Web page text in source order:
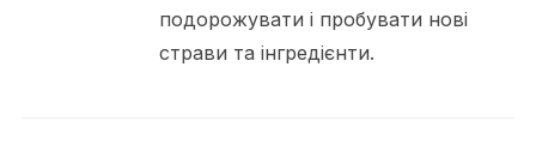
подорожувати і пробувати нові
страви та інгредієнти.